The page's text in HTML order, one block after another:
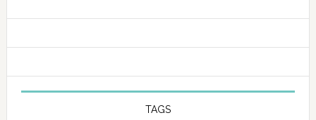
TAGS